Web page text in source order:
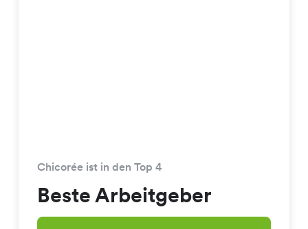
Chicorée ist in den Top 4
Beste Arbeitgeber